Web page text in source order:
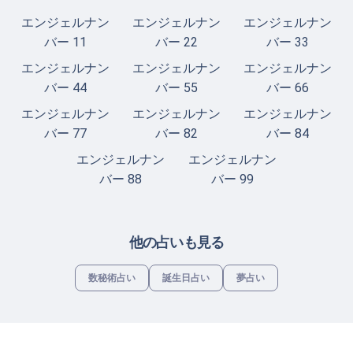
エンジェルナン
バー 11
エンジェルナン
バー 22
エンジェルナン
バー 33
エンジェルナン
バー 44
エンジェルナン
バー 55
エンジェルナン
バー 66
エンジェルナン
バー 77
エンジェルナン
バー 82
エンジェルナン
バー 84
エンジェルナン
バー 88
エンジェルナン
バー 99
他の占いも見る
数秘術占い 誕生日占い 夢占い